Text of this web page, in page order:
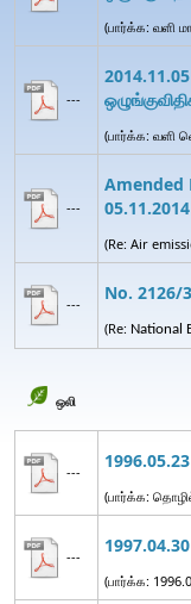
(பார்க்க: வளி
---
(பார்க்க: வளி
---
Amended
(Re: Air
--- No. 2126/
(Re: National
ஒலி
---
(பார்க்க:
---
(பார்க்க: